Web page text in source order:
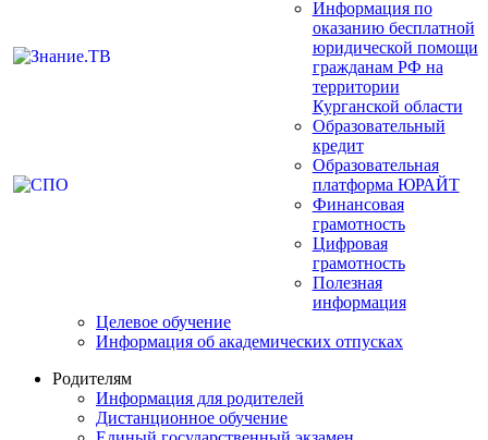
Информация по
оказанию бесплатной
юридической помощи
гражданам РФ на
территории
Курганской области
Образовательный
кредит
Образовательная
платформа ЮРАЙТ
Финансовая
грамотность
Цифровая
грамотность
Полезная
информация
Целевое обучение
Информация об академических отпусках
Родителям
Информация для родителей
Дистанционное обучение